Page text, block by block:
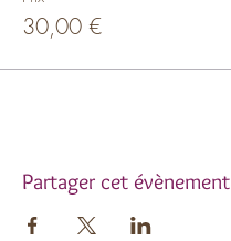
30,00 €
Partager cet évènement